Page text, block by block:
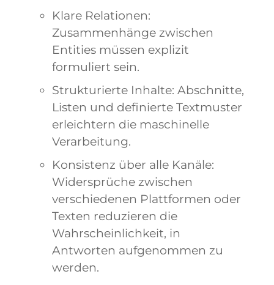
Klare Relationen:
Zusammenhänge zwischen
Entities müssen explizit
formuliert sein.
Strukturierte Inhalte: Abschnitte,
Listen und definierte Textmuster
erleichtern die maschinelle
Verarbeitung.
Konsistenz über alle Kanäle:
Widersprüche zwischen
verschiedenen Plattformen oder
Texten reduzieren die
Wahrscheinlichkeit, in
Antworten aufgenommen zu
werden.